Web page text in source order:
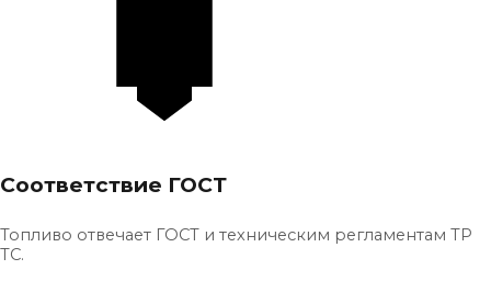
Соответствие ГОСТ
Топливо отвечает ГОСТ и техническим регламентам ТР
ТС.